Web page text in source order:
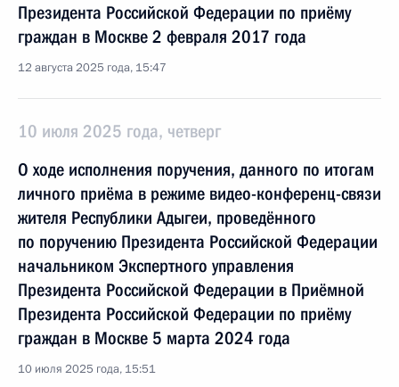
Президента Российской Федерации по приёму
граждан в Москве 2 февраля 2017 года
12 августа 2025 года, 15:47
10 июля 2025 года, четверг
О ходе исполнения поручения, данного по итогам
личного приёма в режиме видео-конференц-связи
жителя Республики Адыгеи, проведённого
по поручению Президента Российской Федерации
начальником Экспертного управления
Президента Российской Федерации в Приёмной
Президента Российской Федерации по приёму
граждан в Москве 5 марта 2024 года
10 июля 2025 года, 15:51